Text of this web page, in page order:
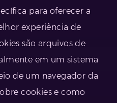
para oferecer a
experiência de
são arquivos de
em um sistema
de um navegador da
cookies e como